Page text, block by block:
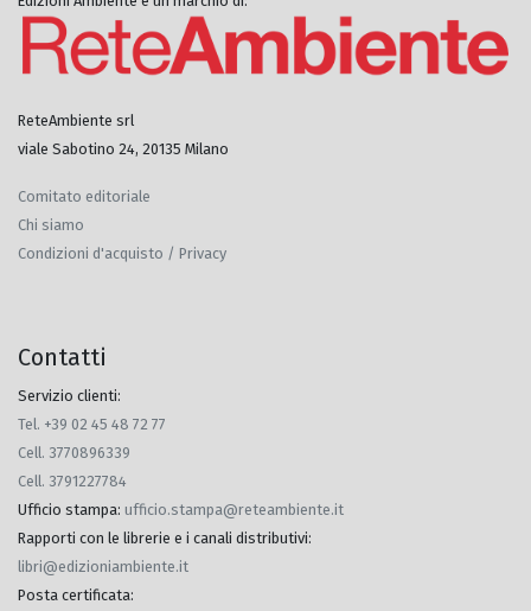
ReteAmbiente srl
viale Sabotino 24, 20135 Milano
Comitato editoriale
Chi siamo
Condizioni d'acquisto / Privacy
Contatti
Servizio clienti:
Tel. +39 02 45 48 72 77
Cell. 3770896339
Cell. 3791227784
Ufficio stampa: ufficio.stampa@reteambiente.it
Rapporti con le librerie e i canali distributivi:
libri@edizioniambiente.it
Posta certificata: